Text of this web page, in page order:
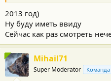
:
2013 год)
Ну буду иметь ввиду
Сейчас как раз смотреть
Mihail71
Super Moderator